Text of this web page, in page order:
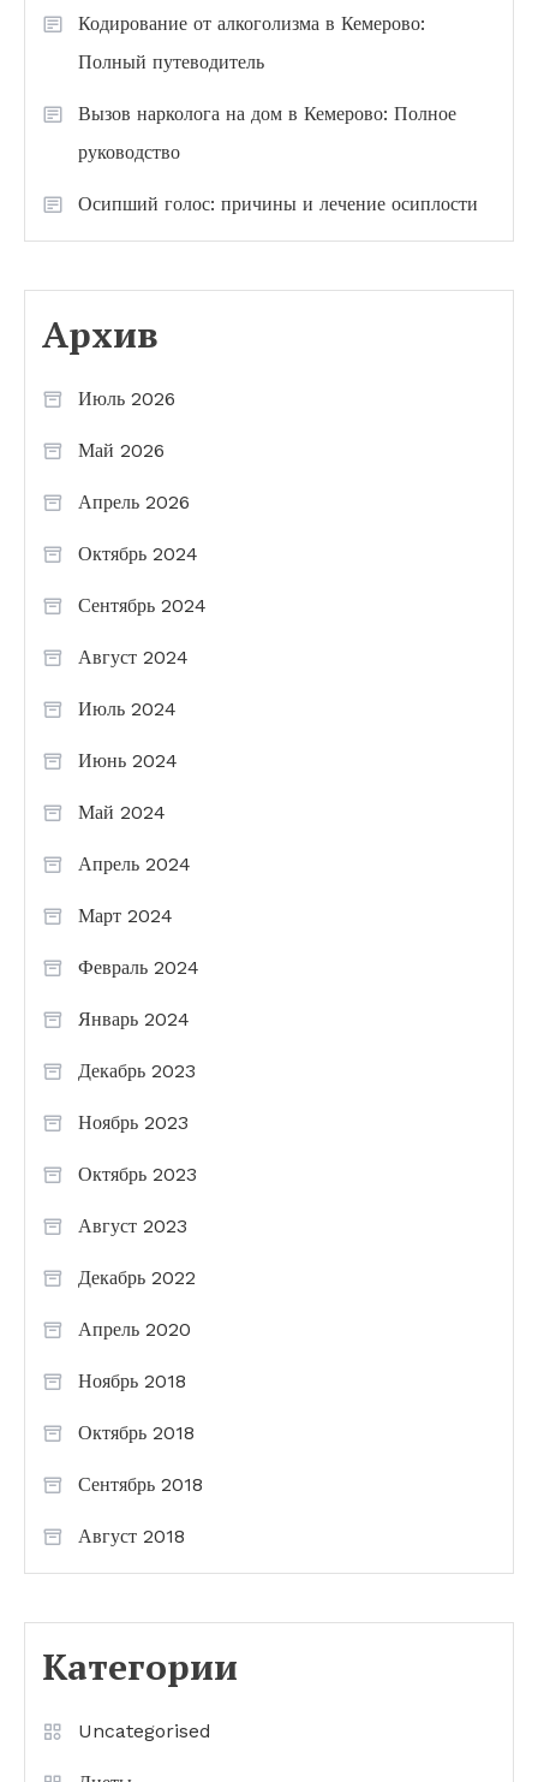
Кодирование от алкоголизма в Кемерово:
Полный путеводитель
Вызов нарколога на дом в Кемерово: Полное
руководство
Осипший голос: причины и лечение осиплости
Архив
Июль 2026
Май 2026
Апрель 2026
Октябрь 2024
Сентябрь 2024
Август 2024
Июль 2024
Июнь 2024
Май 2024
Апрель 2024
Март 2024
Февраль 2024
Январь 2024
Декабрь 2023
Ноябрь 2023
Октябрь 2023
Август 2023
Декабрь 2022
Апрель 2020
Ноябрь 2018
Октябрь 2018
Сентябрь 2018
Август 2018
Категории
Uncategorised